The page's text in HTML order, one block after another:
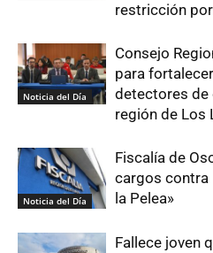
restricción
Noticia del Día
Consejo
para
detectores de
región de Los
Noticia del Día
Fiscalía de
cargos contra
la Pelea»
Fallece joven